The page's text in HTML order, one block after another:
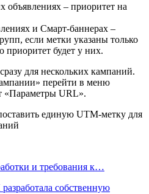
объявлениях – приоритет на
и Смарт-баннерах –
если метки указаны только
приоритет будет у них.
для нескольких кампаний.
перейти в меню
«Параметры URL».
и требования к…
собственную